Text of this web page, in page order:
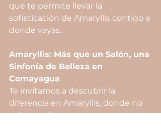
que te permite llevar la
sofisticación de Amaryllis contigo a
donde vayas.
Amaryllis: Más que un Salón, una
Sinfonía de Belleza en
Comayagua
Te invitamos a descubrir la
diferencia en Amaryllis, donde no
solo transformamos tu apariencia,